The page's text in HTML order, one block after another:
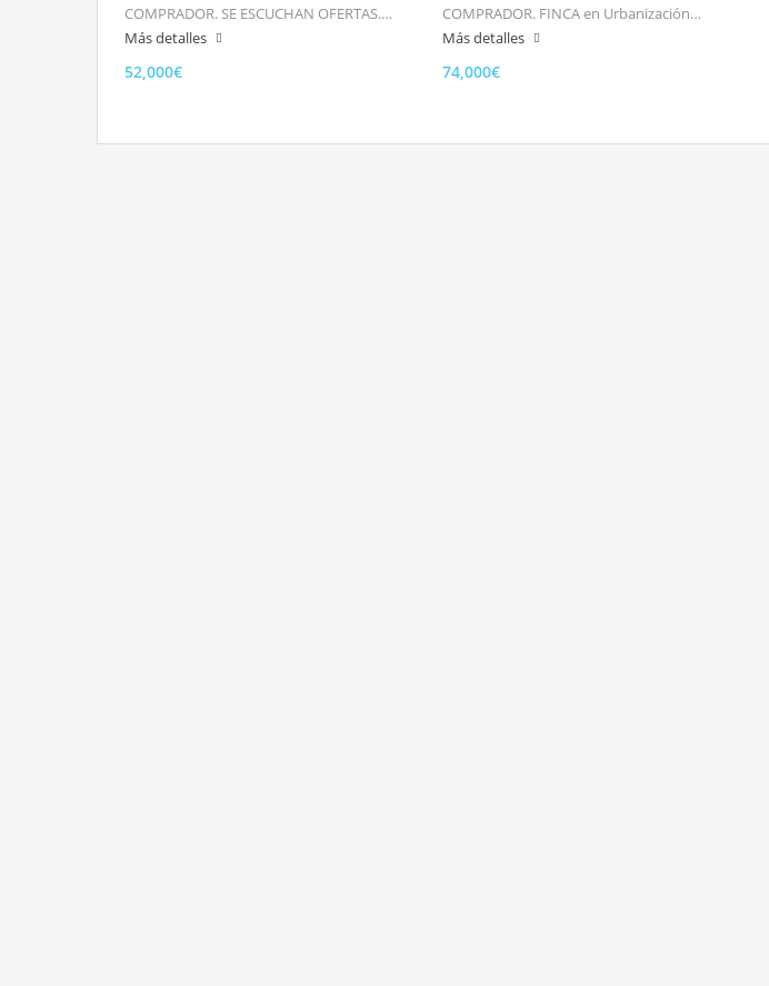
COMPRADOR. SE ESCUCHAN OFERTAS.…
Más detalles
52,000€
COMPRADOR. FINCA en Urbanización…
Más detalles
74,000€